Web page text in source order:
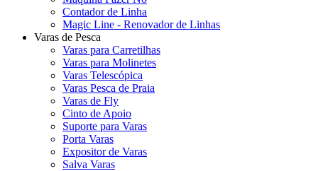
Contador de Linha
Magic Line - Renovador de Linhas
Varas de Pesca
Varas para Carretilhas
Varas para Molinetes
Varas Telescópica
Varas Pesca de Praia
Varas de Fly
Cinto de Apoio
Suporte para Varas
Porta Varas
Expositor de Varas
Salva Varas